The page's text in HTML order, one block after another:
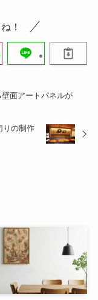
！
面アートパネルが
りの制作